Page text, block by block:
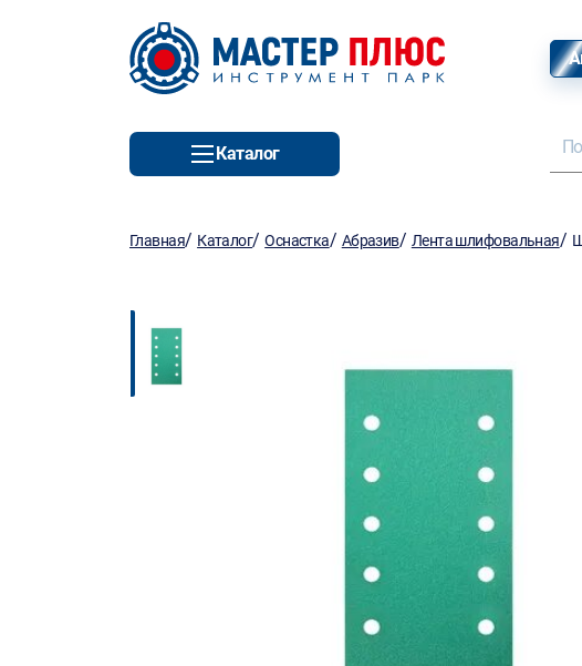
Каталог
Главная/ Каталог/Оснастка/ Абразив/ Лента шлифовальная/